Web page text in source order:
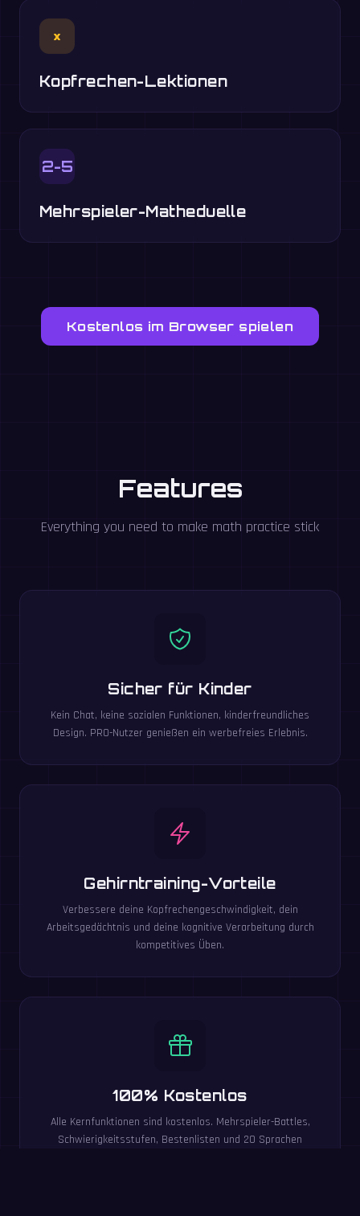
×
Kopfrechen-Lektionen
2-5
Mehrspieler-Matheduelle
Kostenlos im Browser spielen
Features
Everything you need to make math practice stick
Sicher für Kinder
Kein Chat, keine sozialen Funktionen, kinderfreundliches
Design. PRO-Nutzer genießen ein werbefreies Erlebnis.
Gehirntraining-Vorteile
Verbessere deine Kopfrechengeschwindigkeit, dein
Arbeitsgedächtnis und deine kognitive Verarbeitung durch
kompetitives Üben.
100% Kostenlos
Alle Kernfunktionen sind kostenlos. Mehrspieler-Battles,
Schwierigkeitsstufen, Bestenlisten und 20 Sprachen